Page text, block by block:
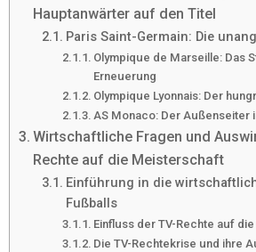
Hauptanwärter auf den Titel
Paris Saint-Germain: Die
Olympique de Marseille: Das
Erneuerung
Olympique Lyonnais: Der
AS Monaco: Der Außenseiter
Wirtschaftliche Fragen und
Rechte auf die Meisterschaft
Einführung in die
Fußballs
Einfluss der TV-Rechte auf
Die TV-Rechtekrise und ihre